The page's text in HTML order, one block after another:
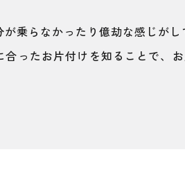
乗らなかったり億劫な感じが
合ったお片付けを知ることで、